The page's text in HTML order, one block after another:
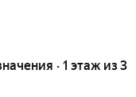
· 1 этаж из 3